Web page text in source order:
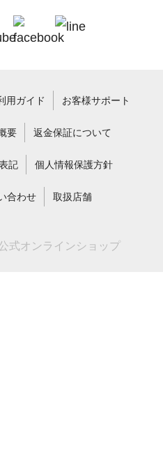
用ガイド お客様サポート
要 返金保証について
記 個人情報保護方針
合わせ 取扱店舗
式オンラインショップ